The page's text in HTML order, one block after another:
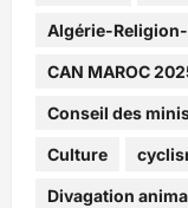
Algérie-
CAN MAROC
Conseil des
Culture
Divagation